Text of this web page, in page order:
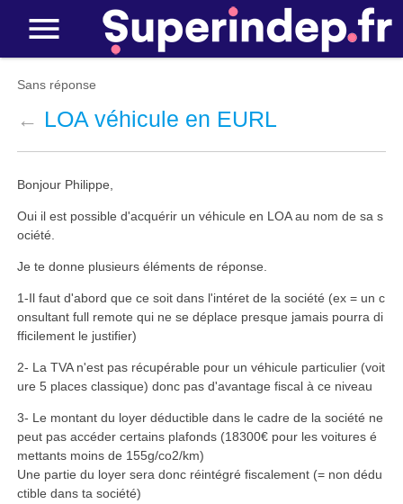
Sans réponse
← LOA véhicule en EURL
Bonjour Philippe,
Oui il est possible d'acquérir un véhicule en LOA au nom de sa s
ociété.
Je te donne plusieurs éléments de réponse.
1-Il faut d'abord que ce soit dans l'intéret de la société (ex = un c
onsultant full remote qui ne se déplace presque jamais pourra di
fficilement le justifier)
2- La TVA n'est pas récupérable pour un véhicule particulier (voit
ure 5 places classique) donc pas d'avantage fiscal à ce niveau
3- Le montant du loyer déductible dans le cadre de la société ne
peut pas accéder certains plafonds (18300€ pour les voitures é
mettants moins de 155g/co2/km)
Une partie du loyer sera donc réintégré fiscalement (= non dédu
ctible dans ta société)